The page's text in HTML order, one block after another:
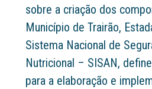
sobre a criação dos
Município de Trairão,
Sistema Nacional de
Nutricional – SISAN,
para a elaboração e